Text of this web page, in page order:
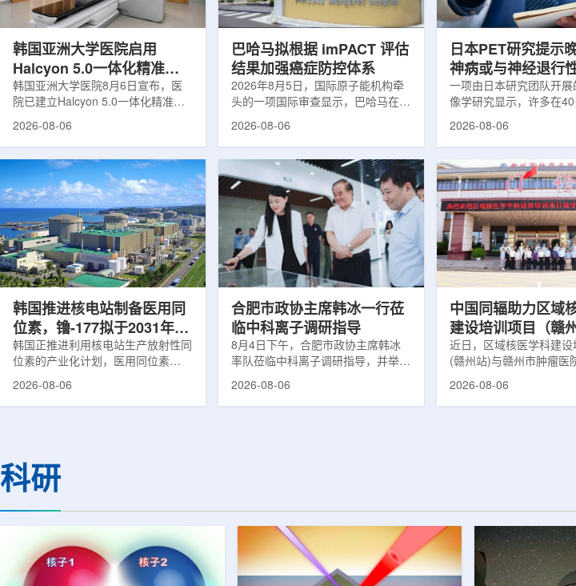
核技术用于食品保鲜，重点包括出口
水果的辐照处理。阿里夫介绍，一些
累情况，但对组织缺氧等与疾病恶性
程度相关的微环境信息捕捉有限。...
前，蔚山市曾计划通过
中心，构建癌症患者可
韩国亚洲大学医院启用
Halcyon 5.0一体化精准放
射治疗方案
韩国亚洲大学医院8月6日宣布，医
院已建立Halcyon 5.0一体化精准放
射治疗解决方案，并开始全面用于患
实时运动管理整合到同一治疗流程
中，用于提升图像引导放射治疗的精
准度和安全性。此次实施方案以
Halcyon系统软件5.0版本为基础，集
成高分辨率锥形束CT成像系统
HyperSight、六自由度患者定位台
Dynamic Couch，以及表面引导放
射治疗系统IDENTIFY。亚洲大学医
2026-08-06
巴哈马拟根据 imPACT 评估
结果加强癌症防控体系
2026年8月5日，国际原子能机构牵
头的一项国际审查显示，巴哈马在加
强癌症治疗服务方面具备进一步提升
治疗效果提出了路线图。巴哈马拿骚
玛格丽特公主医院(图片：Pelow
Media/Adobe Stock)这项 imPACT
评估由国际原子能机构、世界卫生组
织/泛美卫生组织和国际癌症研究机
构共同开展，应巴哈马卫生与健康部
请求进行，重点评估该国癌症防控能
力和实际需求。6月9日至11日，专
2026-08-06
日本PET研究提示
神病或与神经退行
关
一项由日本研究团队开展
像学研究显示，许多在
次出现幻觉、妄想等精神
常沉积。研究纳入37名
病患者和47名年龄匹配
者。研究人员采用淀粉样
踪剂^11C-PiB，以及tau
踪剂^18F-florzolotau，对
脑中的β-淀粉样蛋白和
情况进行评估。结果显
2026-08-06
韩国推进核电站制备医用同
位素，镥-177拟于2031年商
业化生产
韩国正推进利用核电站生产放射性同
位素的产业化计划，医用同位素
镥-177(Lu-177)被列为首个商业化目
用较广的治疗性放射性同位素，可用
于前列腺癌、神经内分泌肿瘤等疾病
期约为6.6天，从生产、运输到药物
制备和患者给药...
2026-08-06
合肥市政协主席韩冰一行莅
临中科离子调研指导
8月4日下午，合肥市政协主席韩冰
率队莅临中科离子调研指导，并举行
座谈交流。市人大常委会副主任雍凤
破、成果转化落地及产业化发展等方
面开...
2026-08-06
中国同辐助力区域
建设培训项目（赣
赣州市肿瘤医院核
高质量建设项目同
近日，区域核医学科建设
(赣州站)与赣州市肿瘤医
疗高质量建设项目在赣州
会副主任傅伟、中华医
示，核医学在肿瘤等重
2026-08-06
科研